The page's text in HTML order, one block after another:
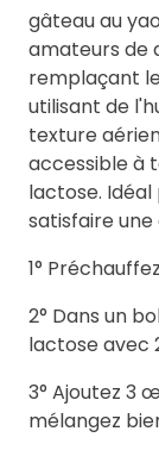
gâteau au
amateurs de
remplaçant
utilisant de
texture
accessible à
lactose.
satisfaire une
1°
2° Dans un
lactose avec
3° Ajoutez 3
mélangez